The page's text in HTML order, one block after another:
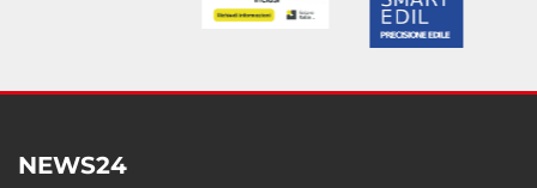
NEWS24